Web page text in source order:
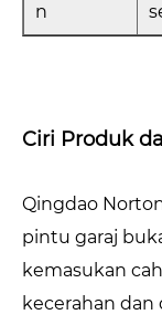
n
Ciri Produk
Qingdao
pintu garaj
kemasukan
kecerahan dan